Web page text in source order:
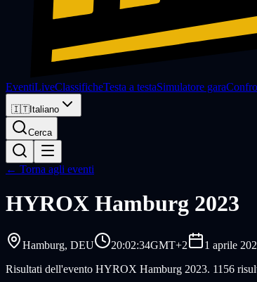
EventiLiveClassificheTesta a testaSimulatore gara
🇮🇹Italiano
Cerca
← Torna agli eventi
HYROX Hamburg 2023
Hamburg, DEU 20:02:34GMT+2 1 aprile
Risultati dell'evento HYROX Hamburg 2023. 1156